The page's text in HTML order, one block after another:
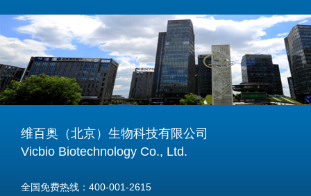
维百奥（北京）生物科技有限公司
Vicbio Biotechnology Co., Ltd.
全国免费热线：400-001-2615